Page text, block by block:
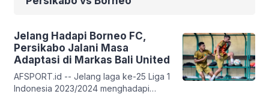
Jelang Hadapi Borneo FC,
Persikabo Jalani Masa
Adaptasi di Markas Bali United
AFSPORT.id -- Jelang laga ke-25 Liga 1
Indonesia 2023/2024 menghadapi